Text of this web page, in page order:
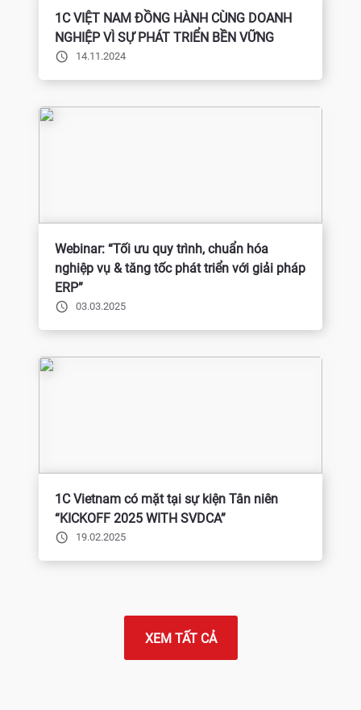
1C VIỆT NAM ĐỒNG HÀNH CÙNG DOANH
NGHIỆP VÌ SỰ PHÁT TRIỂN BỀN VỮNG
14.11.2024
Webinar: “Tối ưu quy trình, chuẩn hóa
nghiệp vụ & tăng tốc phát triển với giải pháp
ERP”
03.03.2025
1C Vietnam có mặt tại sự kiện Tân niên
“KICKOFF 2025 WITH SVDCA”
19.02.2025
XEM TẤT CẢ